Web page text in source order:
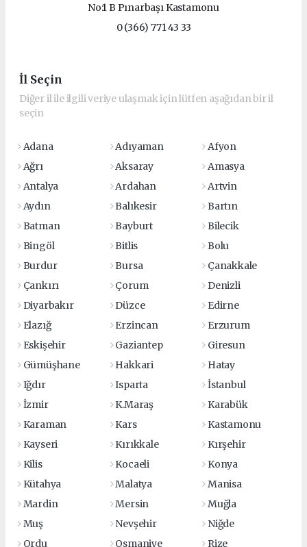
No:1 B Pınarbaşı Kastamonu
0 (366) 771 43 33
İl Seçin
Diğer il ile ilgili veriye ulaşmak için lütfen aşağıdan bir il
seçin
Adana Adıyaman
Afyon
Ağrı
Aksaray
Amasya
Antalya
Ardahan
Artvin
Aydın
Balıkesir
Bartın
Batman
Bayburt
Bilecik
Bingöl
Bitlis
Bolu
Burdur
Bursa
Çanakkale
Çankırı
Çorum
Denizli
Diyarbakır
Düzce
Edirne
Elazığ
Erzincan
Erzurum
Eskişehir
Gaziantep
Giresun
Gümüşhane
Hakkari
Hatay
Iğdır
Isparta
İstanbul
İzmir
K.Maraş
Karabük
Karaman
Kars
Kastamonu
Kayseri
Kırıkkale
Kırşehir
Kilis
Kocaeli
Konya
Kütahya
Malatya
Manisa
Mardin
Mersin
Muğla
Muş
Nevşehir
Niğde
Ordu
Osmaniye Rize